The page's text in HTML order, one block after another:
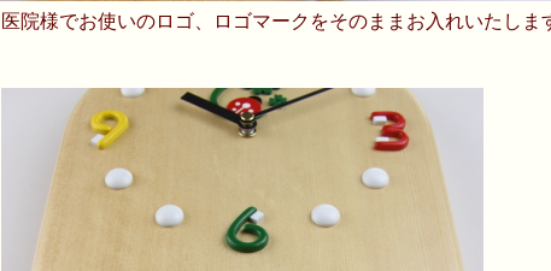
医院様でお使いのロゴ、ロゴマークをそのままお入れいたしま